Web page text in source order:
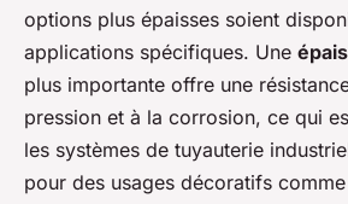
options plus épaisses soient
applications spécifiques. Une
plus importante offre une
pression et à la corrosion, ce qui
les systèmes de tuyauterie
pour des usages décoratifs